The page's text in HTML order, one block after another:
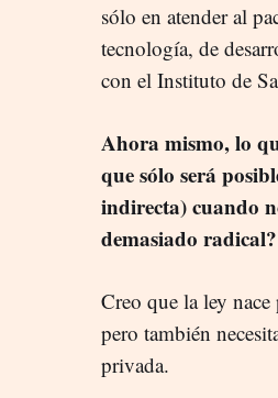
sólo en atender al
tecnología, de
con el Instituto de
Ahora mismo, lo
que sólo será
indirecta) cuando
demasiado
Creo que la ley nace
pero también
privada.